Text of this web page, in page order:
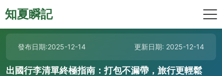
知夏瞬記
發布日期:2025-12-14 更新日期: 2025-12-14
出國行李清單終極指南：打包不漏帶，旅行更輕鬆